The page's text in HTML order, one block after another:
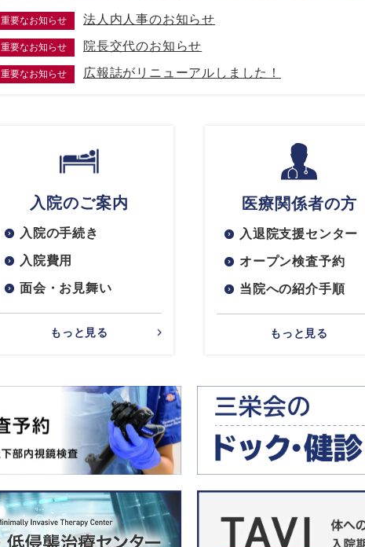
重要なお知らせ
法人内人事のお知らせ
重要なお知らせ
院長交代のお知らせ
重要なお知らせ 広報誌がリニューアルしました！
入院のご案内
入院の手続き
入院費用
面会・お見舞い
もっと見る
医療関係者の方
入退院支援センター
オープン検査予約
当院への紹介手順
もっと見る